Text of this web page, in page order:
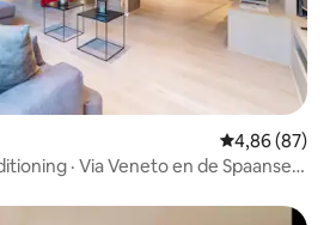
Gemiddelde
4,86 (87)
· Via Veneto en de Spaanse